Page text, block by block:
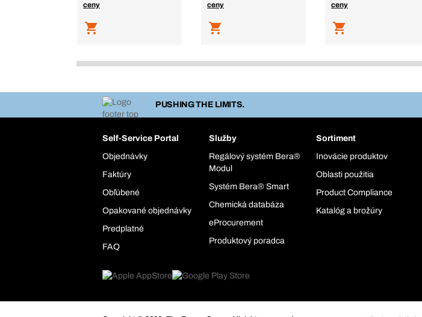
ceny
ceny
ceny
PUSHING THE LIMITS.
Self-Service Portal
Objednávky
Faktúry
Obľúbené
Opakované objednávky
Predplatné
FAQ
Služby
Regálový systém Bera®
Modul
Systém Bera® Smart
Chemická databáza
eProcurement
Produktový poradca
Sortiment
Inovácie produktov
Oblasti použitia
Product Compliance
Katalóg a brožúry